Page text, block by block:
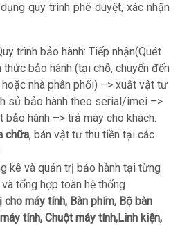
quy trình phê duyệt, xác nhận
trình bảo hành: Tiếp nhận(Quét
bảo hành (tại chỗ, chuyển đến
nhà phân phối) –> xuất vật tư
sử bảo hành theo serial/imei –>
bảo hành –> trả máy cho khách.
chữa, bán vật tư thu tiền tại các
kê và quản trị bảo hành tại từng
tổng hợp toàn hệ thống
máy tính, Bàn phím, Bộ bàn
tính, Chuột máy tính,Linh kiện,